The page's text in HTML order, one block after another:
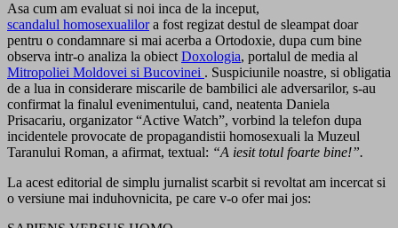
Asa cum am evaluat si noi inca de la inceput,
scandalul homosexualilora fost regizat destul de sleampat doar
pentru o condamnare si mai acerba a Ortodoxie, dupa cum bine
observa intr-o analiza la obiect Doxologia, portalul de media al
Mitropoliei Moldovei si Bucovinei . Suspiciunile noastre, si obligatia
de a lua in considerare miscarile de bambilici ale adversarilor, s-au
confirmat la finalul evenimentului, cand, neatenta Daniela
Prisacariu, organizator “Active Watch”, vorbind la telefon dupa
incidentele provocate de propagandistii homosexuali la Muzeul
Taranului Roman, a afirmat, textual: “A iesit totul foarte bine!”.
La acest editorial de simplu jurnalist scarbit si revoltat am incercat si
o versiune mai induhovnicita, pe care v-o ofer mai jos: